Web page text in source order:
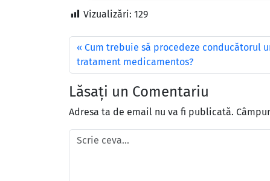
Vizualizări: 129
Cum trebuie să procedeze conducătorul
tratament medicamentos?
Lăsați un Comentariu
Adresa ta de email nu va fi publicată.